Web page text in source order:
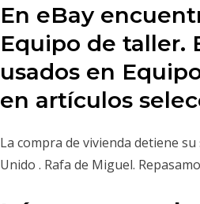
En eBay
Equipo de taller.
usados en
en artículos
La compra de vivienda detiene
Unido . Rafa de Miguel.